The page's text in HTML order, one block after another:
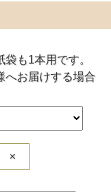
ますが、、
ワインがリリー
味わい深いオレン
る香りは、とって
ターにオレンジ特
味も感じられるで
も1本用です。
へお届けする場合
×